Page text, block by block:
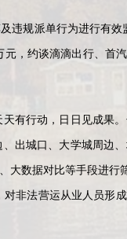
规派单行为进行有效
，约谈滴滴出行、首
行动，日日见成果
出城口、大学城周边
数据对比等手段进行
非法营运从业人员形